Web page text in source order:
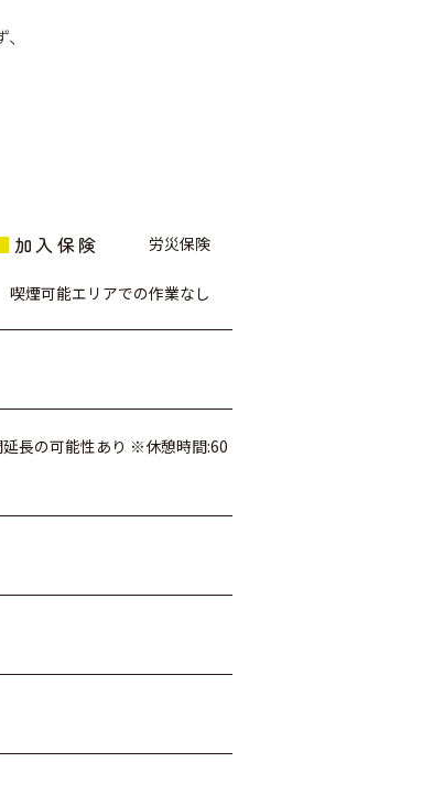
加入保険 労災保険
喫煙可能エリアでの作業なし
長の可能性あり ※休憩時間:60